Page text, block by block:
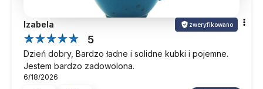
Izabela zweryfikowano
5
Dzień dobry, Bardzo ładne i solidne kubki i pojemne.
Jestem bardzo zadowolona.
6/18/2026